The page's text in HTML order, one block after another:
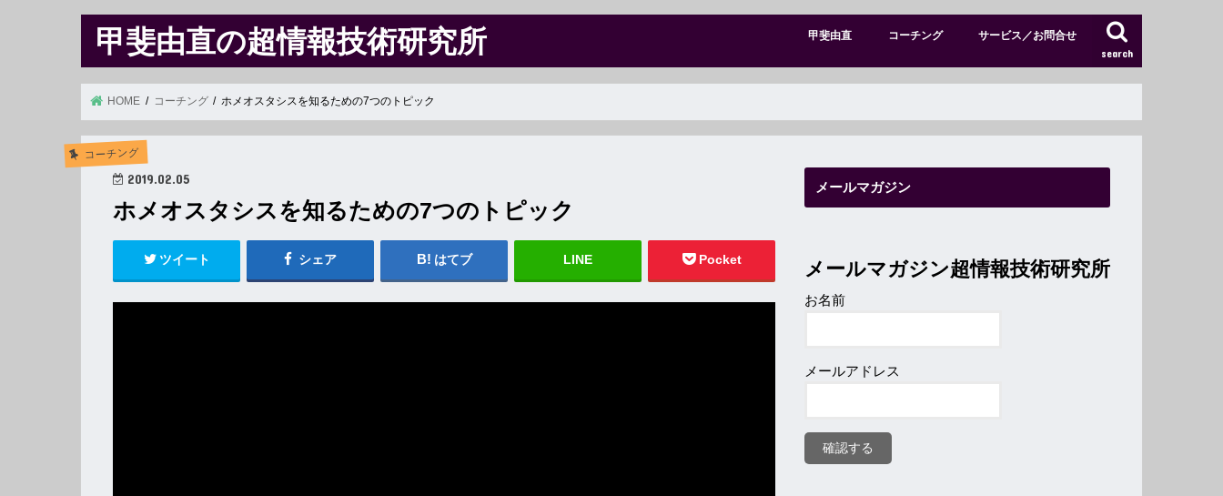
甲斐由直の超情報技術研究所 search
甲斐由直 コーチング
特別メンバーサイト
ショップ
サービス／お問合せ
HOME コーチング ホメオスタシスを知るための7つのトピック
コーチング
2019.02.05
ホメオスタシスを知るための7つのトピック
ツイート シェア はてブ LINE Pocket
メールマガジン
メールマガジン超情報技術研究所
お名前
メールアドレス